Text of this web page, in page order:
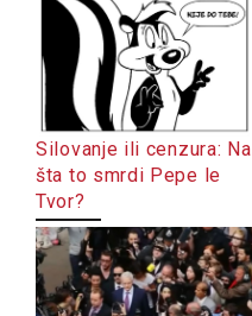
Silovanje ili cenzura: Na
šta to smrdi Pepe le
Tvor?